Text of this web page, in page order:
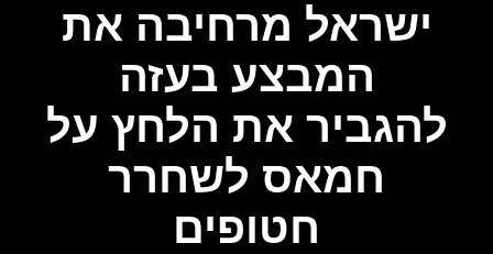
ישראל מרחיבה את
המבצע בעזה
להגביר את הלחץ על
חמאס לשחרר
חטופים